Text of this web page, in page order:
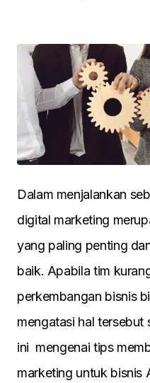
Dalam menjalankan
digital marketing
yang paling penting
baik. Apabila tim
perkembangan bisnis
mengatasi hal tersebut
ini mengenai tips
marketing untuk bisnis